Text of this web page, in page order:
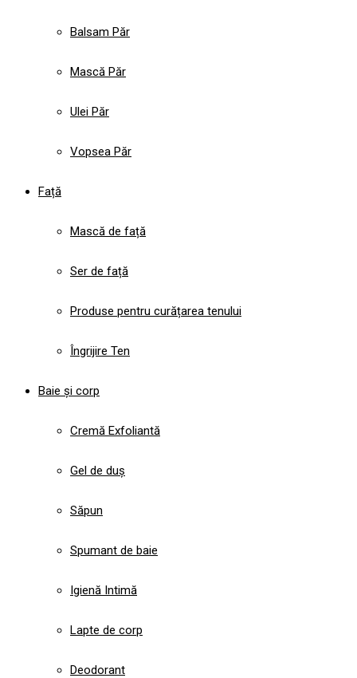
Balsam Păr
Mască Păr
Ulei Păr
Vopsea Păr
Față
Mască de față
Ser de față
Produse pentru curățarea tenului
Îngrijire Ten
Baie și corp
Cremă Exfoliantă
Gel de duș
Săpun
Spumant de baie
Igienă Intimă
Lapte de corp
Deodorant